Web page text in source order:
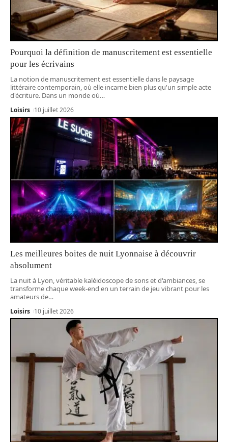
Pourquoi la définition de manuscritement est essentielle
pour les écrivains
La notion de manuscritement est essentielle dans le paysage
littéraire contemporain, où elle incarne bien plus qu'un simple acte
d'écriture. Dans un monde où…
Loisirs 10 juillet 2026
Les meilleures boites de nuit Lyonnaise à découvrir
absolument
La nuit à Lyon, véritable kaléidoscope de sons et d'ambiances, se
transforme chaque week-end en un terrain de jeu vibrant pour les
amateurs de…
Loisirs 10 juillet 2026